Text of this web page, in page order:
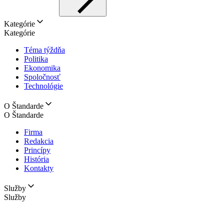
Kategórie
Kategórie
Téma týždňa
Politika
Ekonomika
Spoločnosť
Technológie
O Štandarde
O Štandarde
Firma
Redakcia
Princípy
História
Kontakty
Služby
Služby